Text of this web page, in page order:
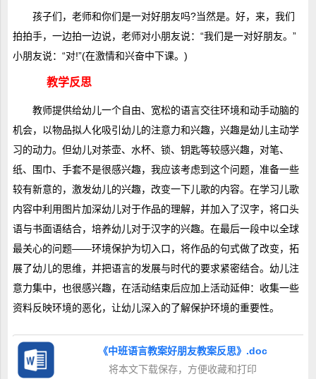
孩子们，老师和你们是一对好朋友吗?当然是。好，来，我们
拍拍手，一边拍一边说，老师对小朋友说：“我们是一对好朋友。”
小朋友说：“对!”(在激情和兴奋中下课。)
教学反思
教师提供给幼儿一个自由、宽松的语言交往环境和动手动脑的
机会，以物品拟人化吸引幼儿的注意力和兴趣，兴趣是幼儿主动学
习的动力。但幼儿对茶壶、水杯、锁、钥匙等较感兴趣，对笔、
纸、围巾、手套不是很感兴趣，我应该考虑到这个问题，准备一些
较有新意的，激发幼儿的兴趣，改变一下儿歌的内容。在学习儿歌
内容中利用图片加深幼儿对于作品的理解，并加入了汉字，将口头
语与书面语结合，培养幼儿对于汉字的兴趣。在最后一段中以全球
最关心的问题――环境保护为切入口，将作品的句式做了改变，拓
展了幼儿的思维，并把语言的发展与时代的要求紧密结合。幼儿注
意力集中，也很感兴趣，在活动结束后应加上活动延伸：收集一些
资料反映环境的恶化，让幼儿深入的了解保护环境的重要性。
《中班语言教案好朋友教案反思》.doc
将本文下载保存，方便收藏和打印